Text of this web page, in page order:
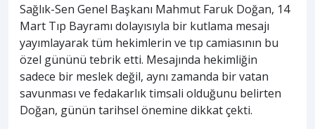
Sağlık-Sen Genel Başkanı Mahmut Faruk Doğan, 14
Mart Tıp Bayramı dolayısıyla bir kutlama mesajı
yayımlayarak tüm hekimlerin ve tıp camiasının bu
özel gününü tebrik etti. Mesajında hekimliğin
sadece bir meslek değil, aynı zamanda bir vatan
savunması ve fedakarlık timsali olduğunu belirten
Doğan, günün tarihsel önemine dikkat çekti.